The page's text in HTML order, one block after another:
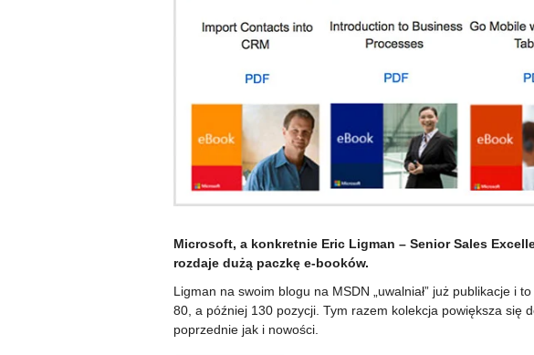
Microsoft, a konkretnie Eric Ligman – Senior Sales
rozdaje dużą paczkę e-booków.
Ligman na swoim blogu na MSDN „uwalniał” już publikacje i
80, a później 130 pozycji. Tym razem kolekcja powiększa się
poprzednie jak i nowości.